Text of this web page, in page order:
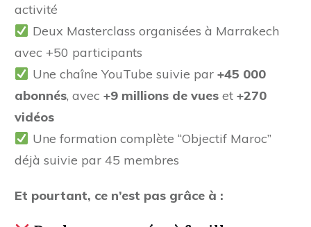
activité
Deux Masterclass organisées à Marrakech
avec +50 participants
Une chaîne YouTube suivie par +45 000
abonnés, avec +9 millions de vues et +270
vidéos
Une formation complète “Objectif Maroc”
déjà suivie par 45 membres
Et pourtant, ce n’est pas grâce à :